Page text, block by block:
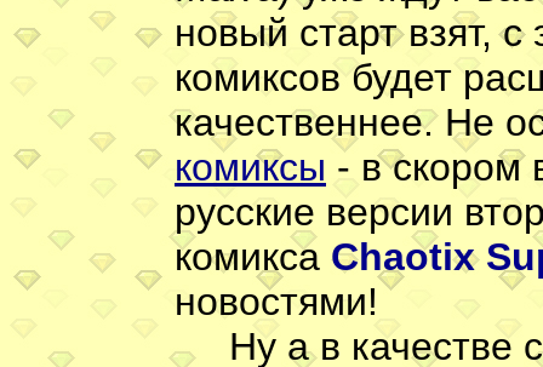
новый старт взят,
комиксов будет
качественнее. Не
комиксы - в скором
русские версии
комикса Chaotix
новостями!
Ну а в качестве